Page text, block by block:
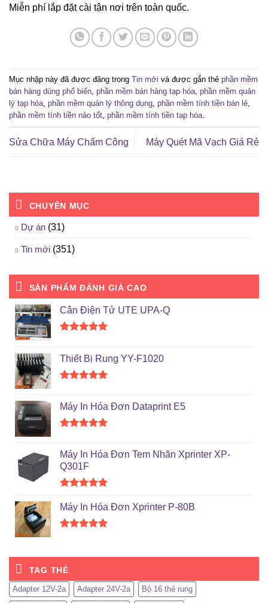
Miễn phí lắp đặt cài tận nơi trên toàn quốc.
Mục nhập này đã được đăng trong Tin mới và được gắn thẻ phần mềm
bán hàng dùng phổ biến, phần mềm bán hàng tạp hóa, phần mềm quản
lý tạp hóa, phần mềm quản lý thông dụng, phần mềm tính tiền bán lẻ,
phần mềm tính tiền nào tốt, phần mềm tính tiền tạp hóa.
Sửa Chữa Máy Chấm Công Máy Quét Mã Vạch Giá Rẻ
CHUYÊN MỤC
Dự án (31)
Tin mới (351)
SẢN PHẨM ĐÁNH GIÁ CAO
Cân Điện Tử UTE UPA-Q
5 sao
Thiết Bị Rung YY-F1020
5 sao
Máy In Hóa Đơn Dataprint E5
5 sao
Máy In Hóa Đơn Tem Nhãn Xprinter XP-
Q301F
hạng5.00
5 sao
Máy In Hóa Đơn Xprinter P-80B
5 sao
TAG THẺ
Adapter 12V-2a Adapter 24V-2a Bộ 16 thẻ rung